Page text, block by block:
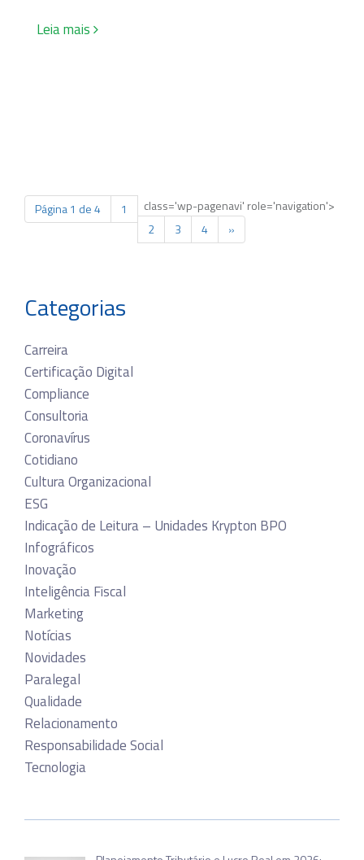
Leia mais
class='wp-pagenavi' role='navigation'>
Página 1 de 4
1
2
3 4 »
Categorias
Carreira
Certificação Digital
Compliance
Consultoria
Coronavírus
Cotidiano
Cultura Organizacional
ESG
Indicação de Leitura – Unidades Krypton BPO
Infográficos
Inovação
Inteligência Fiscal
Marketing
Notícias
Novidades
Paralegal
Qualidade
Relacionamento
Responsabilidade Social
Tecnologia